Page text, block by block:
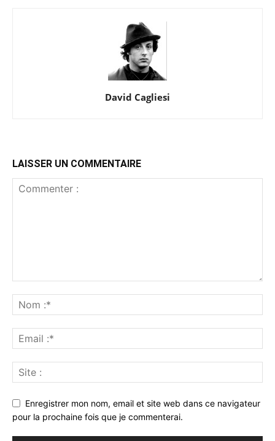
David Cagliesi
LAISSER UN COMMENTAIRE
Enregistrer mon nom, email et site web dans ce navigateur
pour la prochaine fois que je commenterai.